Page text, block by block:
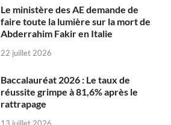
Le ministère des AE demande de
faire toute la lumière sur la mort de
Abderrahim Fakir en Italie
22 juillet 2026
Baccalauréat 2026 : Le taux de
réussite grimpe à 81,6% après le
rattrapage